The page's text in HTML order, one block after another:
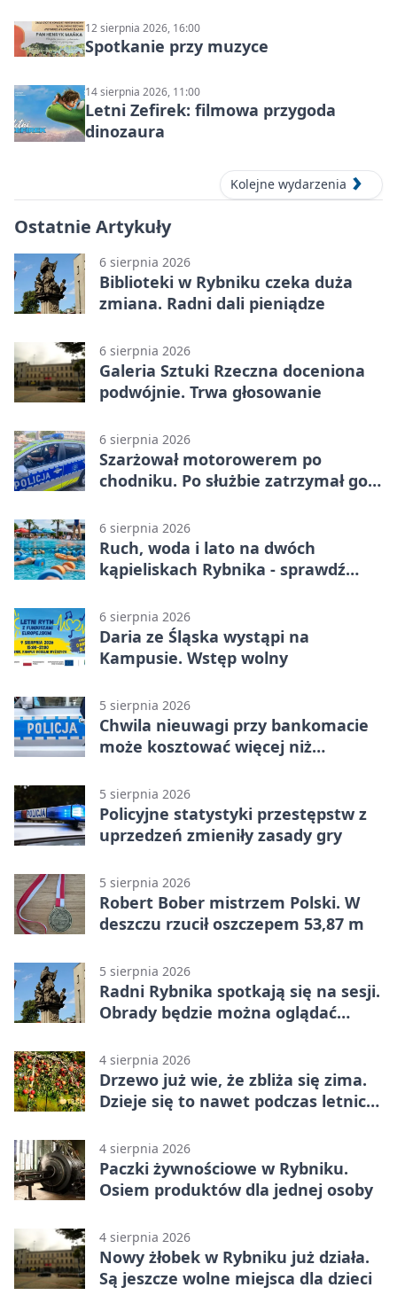
12 sierpnia 2026, 16:00
Spotkanie przy muzyce
14 sierpnia 2026, 11:00
Letni Zefirek: filmowa przygoda
dinozaura
Kolejne wydarzenia
Ostatnie Artykuły
6 sierpnia 2026
Biblioteki w Rybniku czeka duża
zmiana. Radni dali pieniądze
6 sierpnia 2026
Galeria Sztuki Rzeczna doceniona
podwójnie. Trwa głosowanie
6 sierpnia 2026
Szarżował motorowerem po
chodniku. Po służbie zatrzymał go
6 sierpnia 2026
Ruch, woda i lato na dwóch
kąpieliskach Rybnika - sprawdź
6 sierpnia 2026
Daria ze Śląska wystąpi na
Kampusie. Wstęp wolny
5 sierpnia 2026
Chwila nieuwagi przy bankomacie
może kosztować więcej niż
5 sierpnia 2026
Policyjne statystyki przestępstw z
uprzedzeń zmieniły zasady gry
5 sierpnia 2026
Robert Bober mistrzem Polski. W
deszczu rzucił oszczepem 53,87 m
5 sierpnia 2026
Radni Rybnika spotkają się na sesji.
Obrady będzie można oglądać
4 sierpnia 2026
Drzewo już wie, że zbliża się zima.
Dzieje się to nawet podczas letnich
4 sierpnia 2026
Paczki żywnościowe w Rybniku.
Osiem produktów dla jednej osoby
4 sierpnia 2026
Nowy żłobek w Rybniku już działa.
Są jeszcze wolne miejsca dla dzieci